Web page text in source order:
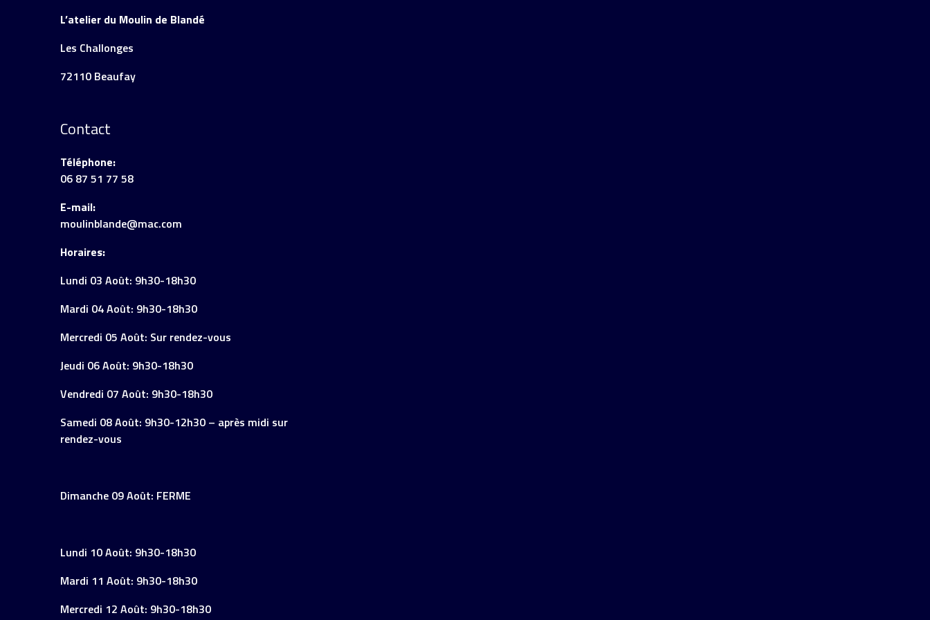
L’atelier du Moulin de Blandé
Les Challonges
72110 Beaufay
Contact
Téléphone:
06 87 51 77 58
E-mail:
moulinblande@mac.com
Horaires:
Lundi 03 Août: 9h30-18h30
Mardi 04 Août: 9h30-18h30
Mercredi 05 Août: Sur rendez-vous
Jeudi 06 Août: 9h30-18h30
Vendredi 07 Août: 9h30-18h30
Samedi 08 Août: 9h30-12h30 – après midi sur
rendez-vous
Dimanche 09 Août: FERME
Lundi 10 Août: 9h30-18h30
Mardi 11 Août: 9h30-18h30
Mercredi 12 Août: 9h30-18h30